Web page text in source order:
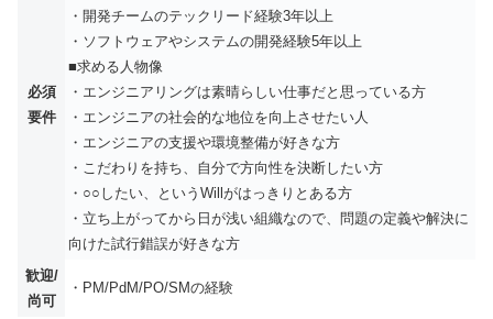
必須
要件
・開発チームのテックリード経験3年以上
・ソフトウェアやシステムの開発経験5年以上
■求める人物像
・エンジニアリングは素晴らしい仕事だと思っている方
・エンジニアの社会的な地位を向上させたい人
・エンジニアの支援や環境整備が好きな方
・こだわりを持ち、自分で方向性を決断したい方
・○○したい、というWillがはっきりとある方
・立ち上がってから日が浅い組織なので、問題の定義や解決に
向けた試行錯誤が好きな方
歓迎/
尚可
・PM/PdM/PO/SMの経験